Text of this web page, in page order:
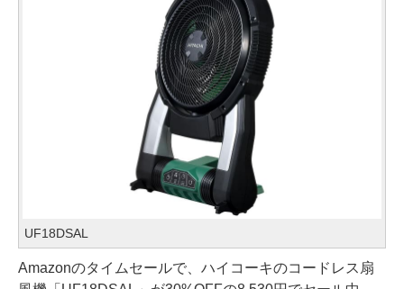
UF18DSAL
Amazonのタイムセールで、ハイコーキのコードレス扇